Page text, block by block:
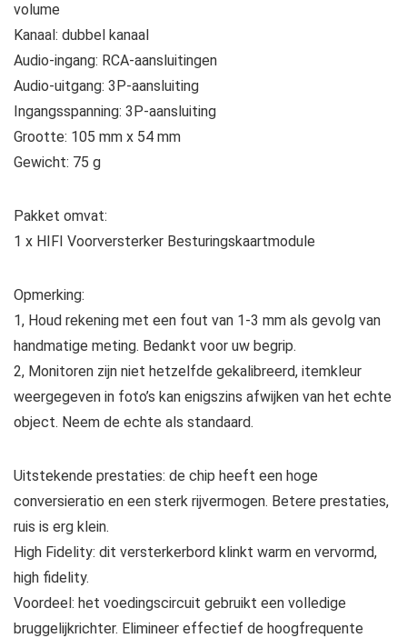
volume
Kanaal: dubbel kanaal
Audio-ingang: RCA-aansluitingen
Audio-uitgang: 3P-aansluiting
Ingangsspanning: 3P-aansluiting
Grootte: 105 mm x 54 mm
Gewicht: 75 g
Pakket omvat:
1 x HIFI Voorversterker Besturingskaartmodule
Opmerking:
1, Houd rekening met een fout van 1-3 mm als gevolg van
handmatige meting. Bedankt voor uw begrip.
2, Monitoren zijn niet hetzelfde gekalibreerd, itemkleur
weergegeven in foto’s kan enigszins afwijken van het echte
object. Neem de echte als standaard.
Uitstekende prestaties: de chip heeft een hoge
conversieratio en een sterk rijvermogen. Betere prestaties,
ruis is erg klein.
High Fidelity: dit versterkerbord klinkt warm en vervormd,
high fidelity.
Voordeel: het voedingscircuit gebruikt een volledige
bruggelijkrichter. Elimineer effectief de hoogfrequente